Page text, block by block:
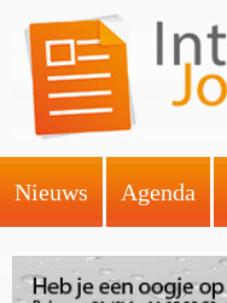
Nieuws Agenda